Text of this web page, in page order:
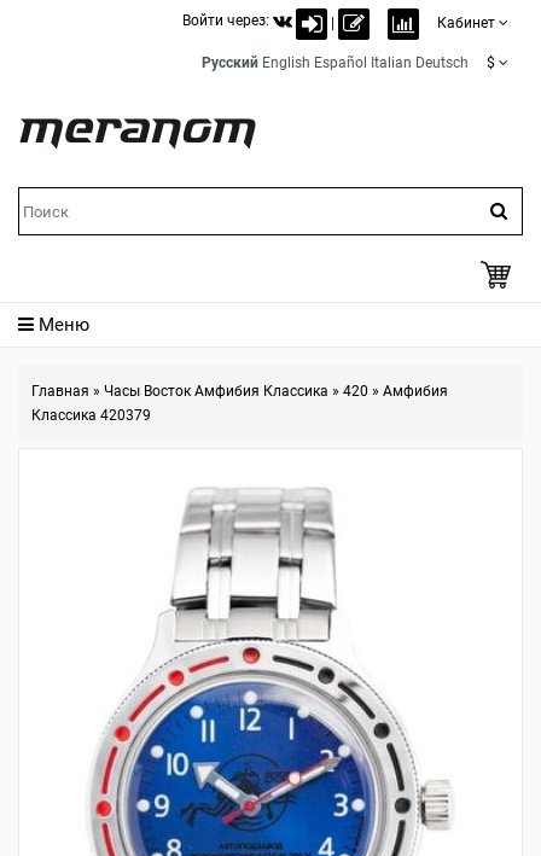
Войти через: Кабинет
Русский English Español Italian Deutsch $
Меню
Главная » Часы Восток Амфибия Классика » 420 » Амфибия
Классика 420379